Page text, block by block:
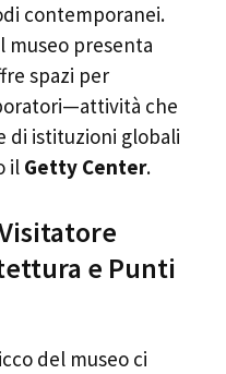
contemporanei.
museo presenta
spazi per
che
di istituzioni globali
il Getty Center.
e Punti
del museo ci